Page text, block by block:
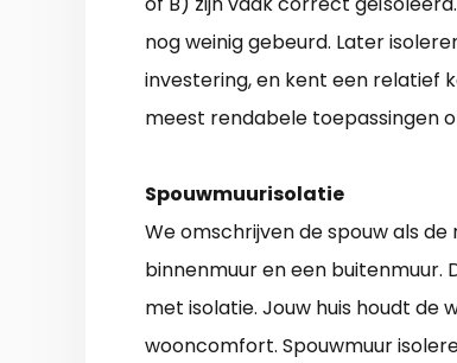
nog weinig gebeurd. Later
investering, en kent een relatief
meest rendabele toepassingen
Spouwmuurisolatie
We omschrijven de spouw als
binnenmuur en een
met isolatie. Jouw huis houdt
wooncomfort. Spouwmuur